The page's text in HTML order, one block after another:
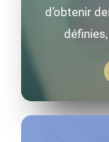
d’obtenir